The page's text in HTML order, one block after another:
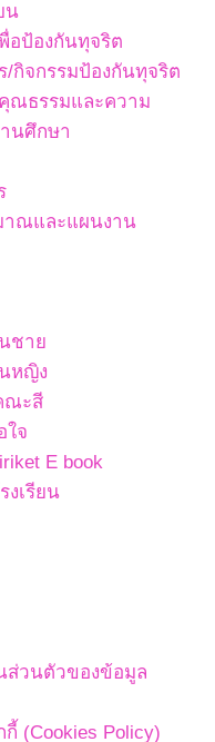
น
อป้องกันทุจริต
/กิจกรรมป้องกันทุจริต
ณธรรมและความ
นศึกษา
าณและแผนงาน
ชาย
หญิง
ณะสี
ใจ
E book
งเรียน
ส่วนตัวของข้อมูล
(Cookies Policy)